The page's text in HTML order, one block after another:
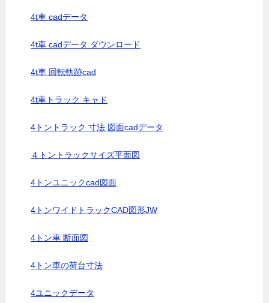
4t車 cadデータ
4t車 cadデータ ダウンロード
4t車 回転軌跡cad
4t車トラック キャド
4トントラック 寸法 図面cadデータ
４トントラックサイズ平面図
4トンユニックcad図面
4トンワイドトラックCAD図形JW
4トン車 断面図
4トン車の荷台寸法
4ユニックデータ